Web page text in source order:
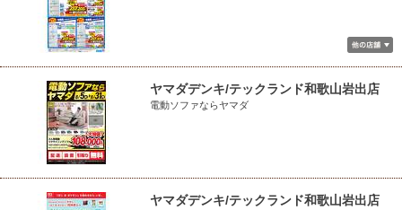
ヤマダデンキ/テックランド和歌山岩出店
電動ソファならヤマダ
ヤマダデンキ/テックランド和歌山岩出店